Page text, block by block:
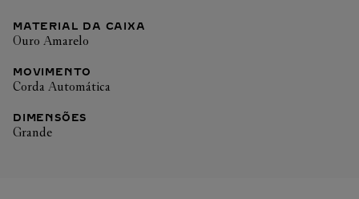
MATERIAL DA CAIXA
Ouro Amarelo
MOVIMENTO
Corda Automática
DIMENSÕES
Grande